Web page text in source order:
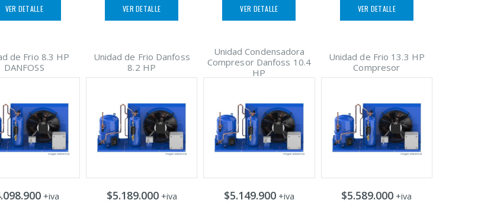
VER DETALLE VER DETALLE VER DETALLE VER DETALLE
de Frio 8.3 HP
DANFOSS
+iva
Unidad de Frio Danfoss
8.2 HP
$5.189.000+iva
Unidad Condensadora
Compresor Danfoss 10.4
HP
$5.149.900+iva
Unidad de Frio 13.3 HP
Compresor
$5.589.000 +iva